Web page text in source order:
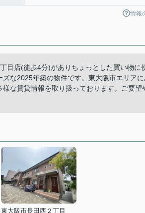
情報
目店(徒歩4分)がありちょっとした買い物に
な2025年築の物件です。東大阪市エリアに
な賃貸情報を取り扱っております。ご要望
東大阪市長田西２丁目